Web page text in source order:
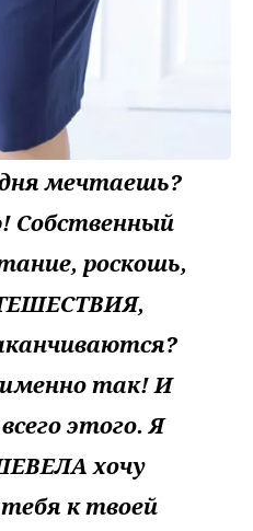
мечтаешь?
Собственный
роскошь,
так! И
этого. Я
хочу
к твоей